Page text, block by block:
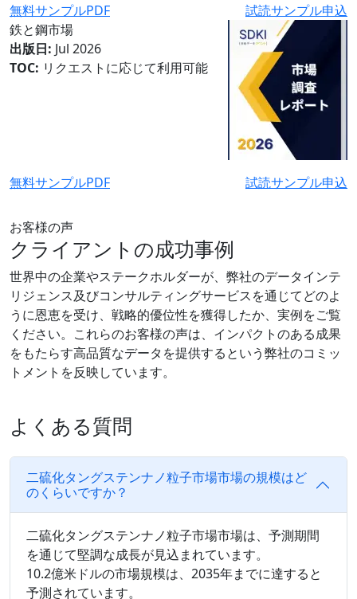
無料サンプルPDF
試読サンプル申込
鉄と鋼市場
出版日: Jul 2026
TOC: リクエストに応じて利用可能
無料サンプルPDF 試読サンプル申込
お客様の声
クライアントの成功事例
世界中の企業やステークホルダーが、弊社のデータインテ
リジェンス及びコンサルティングサービスを通じてどのよ
うに恩恵を受け、戦略的優位性を獲得したか、実例をご覧
ください。これらのお客様の声は、インパクトのある成果
をもたらす高品質なデータを提供するという弊社のコミッ
トメントを反映しています。
よくある質問
二硫化タングステンナノ粒子市場市場の規模はど
のくらいですか？
二硫化タングステンナノ粒子市場市場は、予測期間
を通じて堅調な成長が見込まれています。
10.2億米ドルの市場規模は、2035年までに達すると
予測されています。